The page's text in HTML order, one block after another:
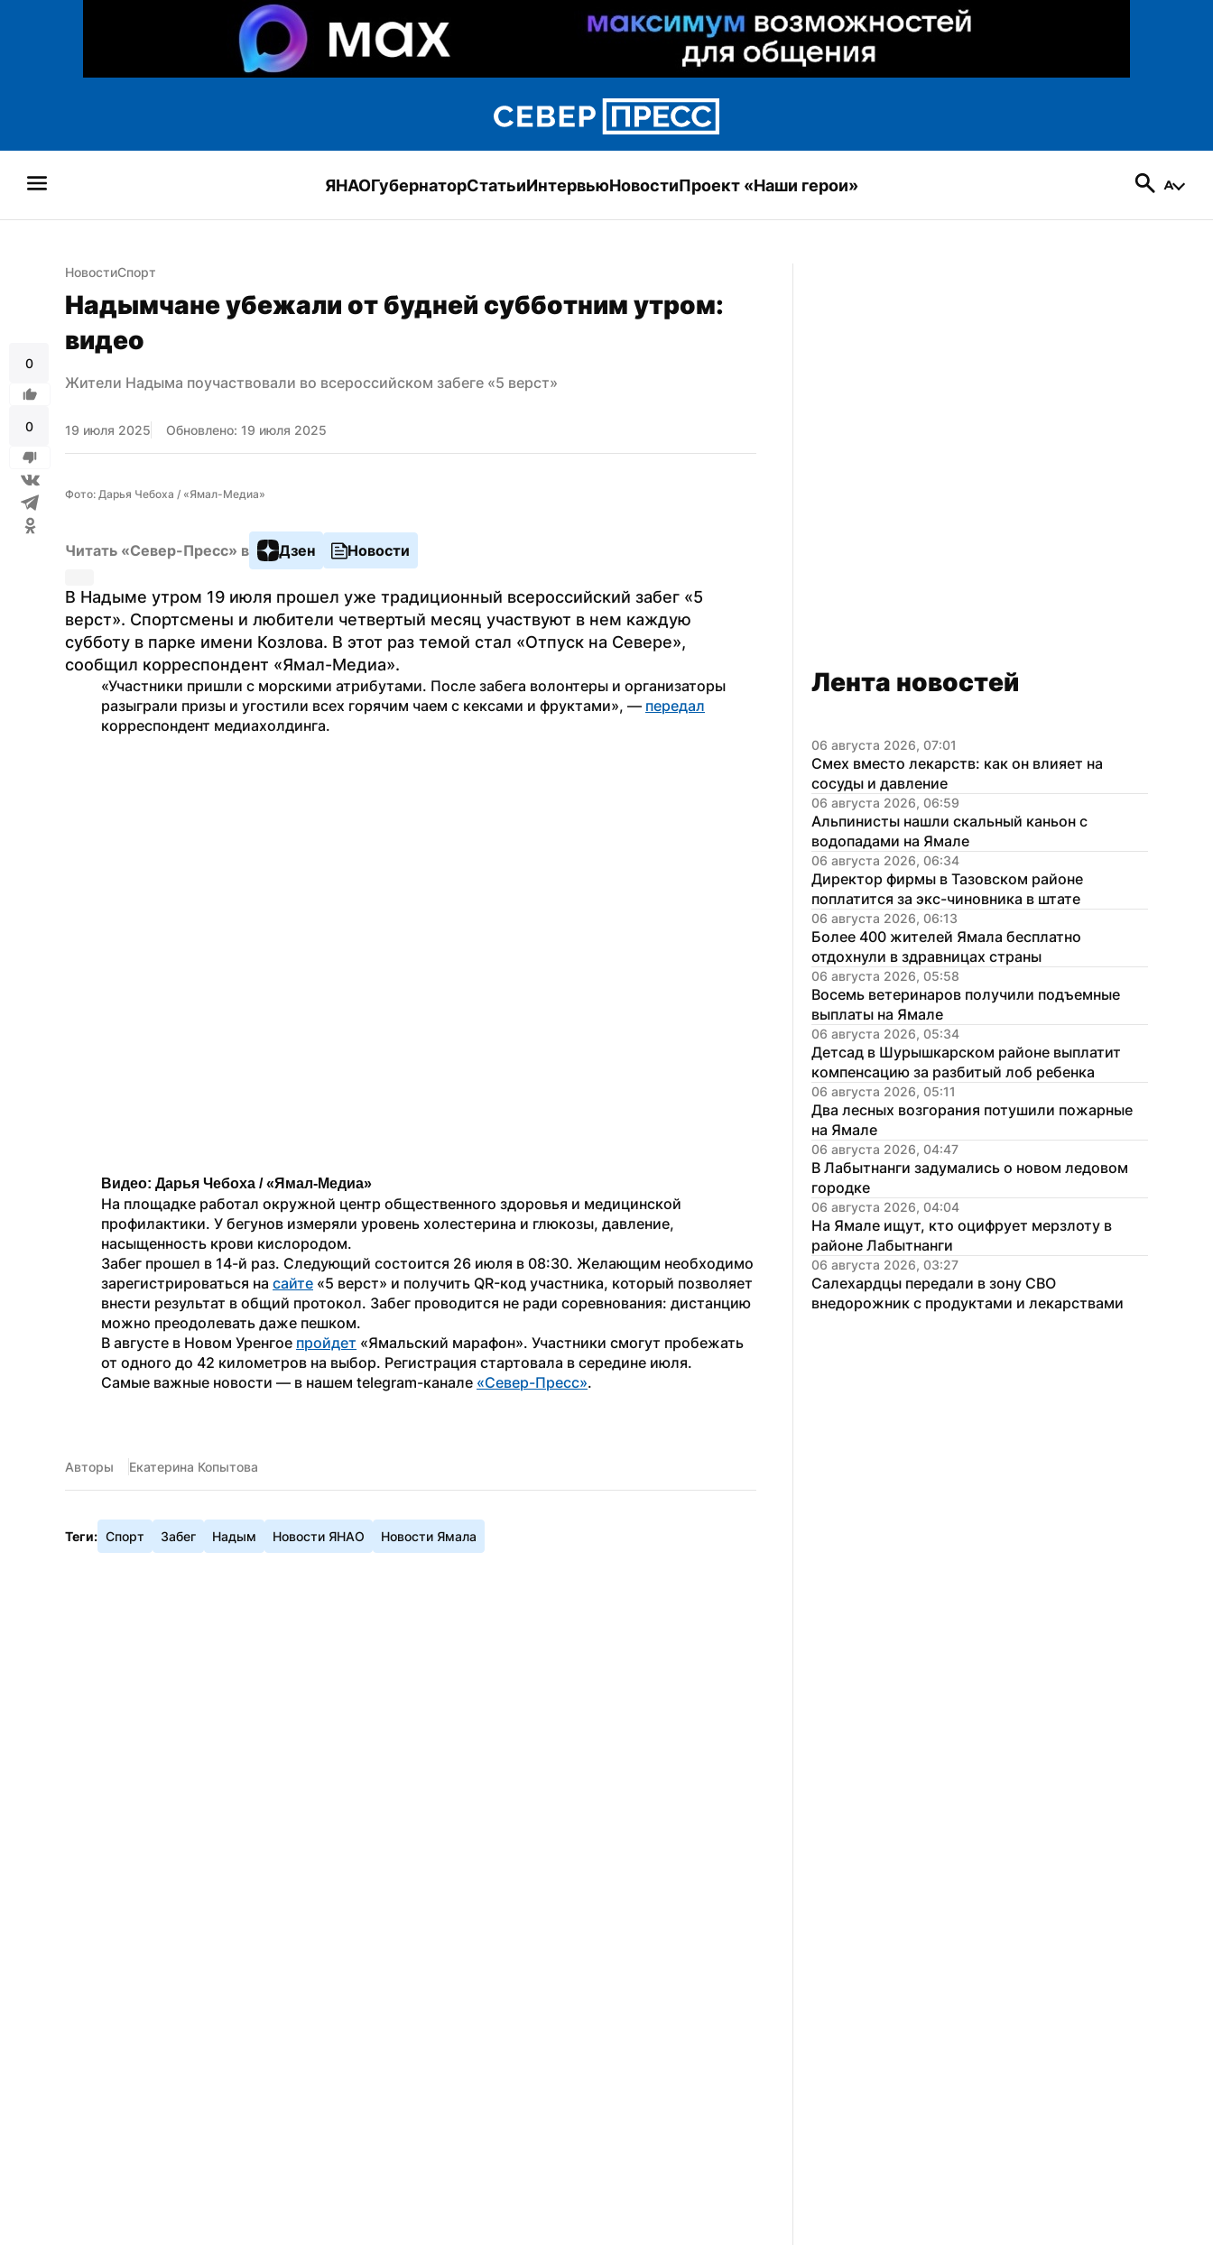
ЯНАОГубернаторСтатьиИнтервьюНовостиПроект «Наши герои»
0
0
НовостиСпорт
Надымчане убежали от будней субботним утром:
видео
Жители Надыма поучаствовали во всероссийском забеге «5 верст»
19 июля 2025 Обновлено: 19 июля 2025
Фото: Дарья Чебоха / «Ямал-Медиа»
Читать «Север-Пресс» в Дзен Новости
В Надыме утром 19 июля прошел уже традиционный всероссийский забег «5
верст». Спортсмены и любители четвертый месяц участвуют в нем каждую
субботу в парке имени Козлова. В этот раз темой стал «Отпуск на Севере»,
сообщил корреспондент «Ямал-Медиа».
«Участники пришли с морскими атрибутами. После забега волонтеры и организаторы
разыграли призы и угостили всех горячим чаем с кексами и фруктами», — передал
корреспондент медиахолдинга.
Видео: Дарья Чебоха / «Ямал-Медиа»
На площадке работал окружной центр общественного здоровья и медицинской
профилактики. У бегунов измеряли уровень холестерина и глюкозы, давление,
насыщенность крови кислородом.
Забег прошел в 14-й раз. Следующий состоится 26 июля в 08:30. Желающим необходимо
зарегистрироваться на сайте «5 верст» и получить QR-код участника, который позволяет
внести результат в общий протокол. Забег проводится не ради соревнования: дистанцию
можно преодолевать даже пешком.
В августе в Новом Уренгое пройдет «Ямальский марафон». Участники смогут пробежать
от одного до 42 километров на выбор. Регистрация стартовала в середине июля.
Самые важные новости — в нашем telegram-канале «Север-Пресс».
Авторы Екатерина Копытова
Теги: Спорт Забег Надым Новости ЯНАО Новости Ямала
Лента новостей
06 августа 2026, 07:01
Смех вместо лекарств: как он влияет на
сосуды и давление
06 августа 2026, 06:59
Альпинисты нашли скальный каньон с
водопадами на Ямале
06 августа 2026, 06:34
Директор фирмы в Тазовском районе
поплатится за экс-чиновника в штате
06 августа 2026, 06:13
Более 400 жителей Ямала бесплатно
отдохнули в здравницах страны
06 августа 2026, 05:58
Восемь ветеринаров получили подъемные
выплаты на Ямале
06 августа 2026, 05:34
Детсад в Шурышкарском районе выплатит
компенсацию за разбитый лоб ребенка
06 августа 2026, 05:11
Два лесных возгорания потушили пожарные
на Ямале
06 августа 2026, 04:47
В Лабытнанги задумались о новом ледовом
городке
06 августа 2026, 04:04
На Ямале ищут, кто оцифрует мерзлоту в
районе Лабытнанги
06 августа 2026, 03:27
Салехардцы передали в зону СВО
внедорожник с продуктами и лекарствами